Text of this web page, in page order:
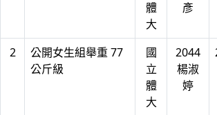
體
大
彥
2
公開女生組舉重 77
公斤級
國
立
體
大
2044
楊淑
婷